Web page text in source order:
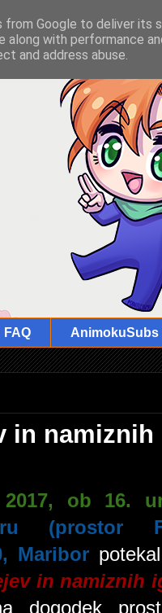
FAQ AnimokuSubs
in namiznih
ob 16.
(prostor
Maribor
in namiznih
dogodek
Google to deliver its
along with performance
and address abuse.